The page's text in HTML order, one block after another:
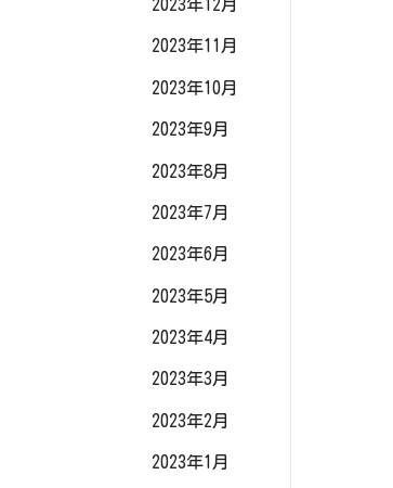
2023年12月
2023年11月
2023年10月
2023年9月
2023年8月
2023年7月
2023年6月
2023年5月
2023年4月
2023年3月
2023年2月
2023年1月